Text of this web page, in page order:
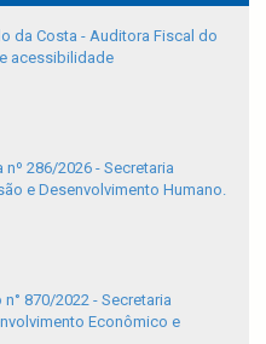
da Costa - Auditora Fiscal do
acessibilidade
286/2026 - Secretaria
e Desenvolvimento Humano.
870/2022 - Secretaria
Econômico e